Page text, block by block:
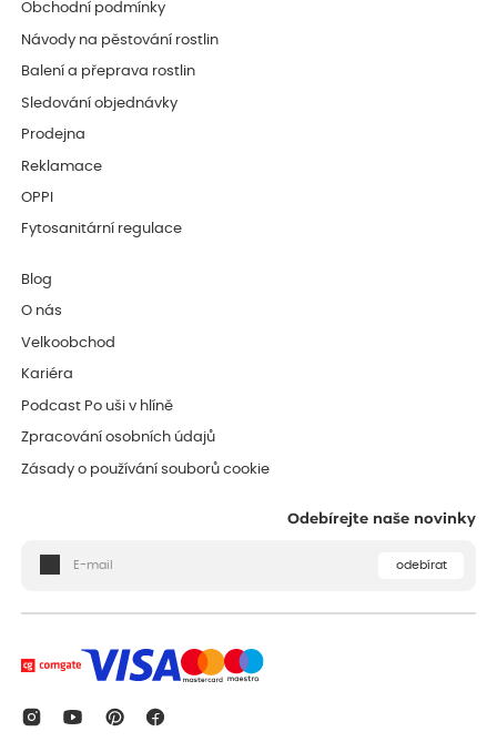
Obchodní podmínky
Návody na pěstování rostlin
Balení a přeprava rostlin
Sledování objednávky
Prodejna
Reklamace
OPPI
Fytosanitární regulace
Blog
O nás
Velkoobchod
Kariéra
Podcast Po uši v hlíně
Zpracování osobních údajů
Zásady o používání souborů cookie
Odebírejte naše novinky
odebírat